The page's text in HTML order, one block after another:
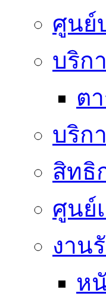
ศูนย์
บริก
ต
บริก
สิทธิ
ศูนย์
งาน
ห